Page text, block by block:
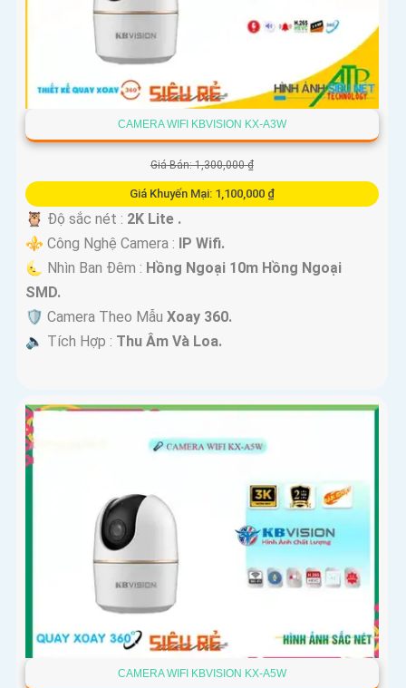
CAMERA WIFI KBVISION KX-A3W
Giá Bán: 1,300,000 ₫
Giá Khuyến Mại: 1,100,000 ₫
🦉 Độ sắc nét : 2K Lite .
⚜️ Công Nghệ Camera :
IP Wifi.
🌜 Nhìn Ban Đêm : Hồng Ngoại 10m Hồng Ngoại
SMD.
🛡 Camera Theo Mẫu Xoay 360.
️🔈 Tích Hợp : Thu Âm Và Loa.
CAMERA WIFI KBVISION KX-A5W